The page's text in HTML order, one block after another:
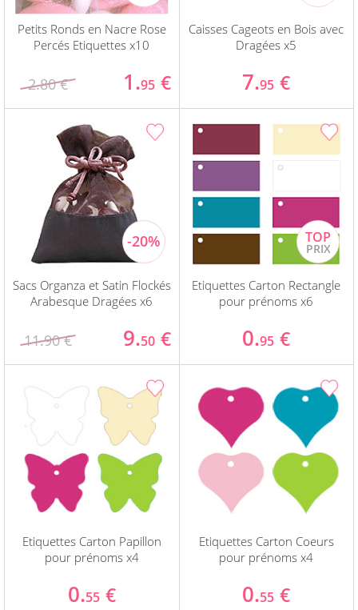
Petits Ronds en Nacre Rose
Percés Etiquettes x10
2.80 € 1.95 €
Caisses Cageots en Bois avec
Dragées x5
7.95 €
Sacs Organza et Satin Flockés
Arabesque Dragées x6
11.90 € 9.50 €
Etiquettes Carton Rectangle
pour prénoms x6
0.95 €
Etiquettes Carton Papillon
pour prénoms x4
0.55 €
Etiquettes Carton Coeurs
pour prénoms x4
0.55 €